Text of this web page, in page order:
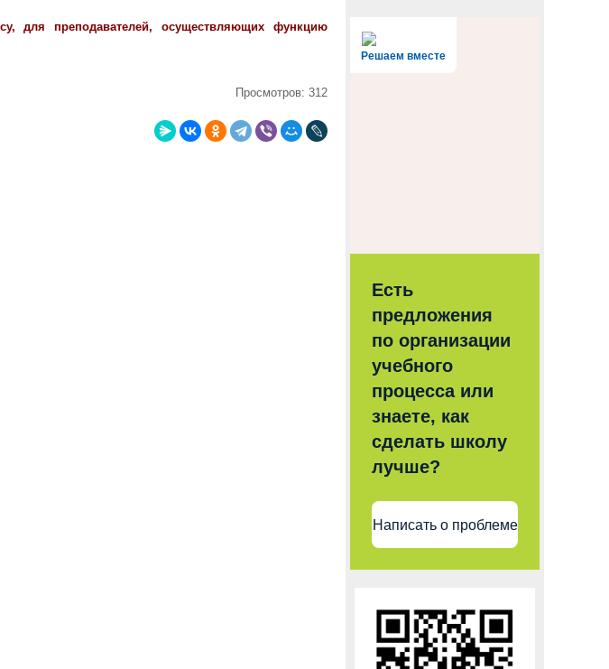
для преподавателей, осуществляющих функцию
Просмотров: 312
Решаем вместе
Есть
предложения
по организации
учебного
процесса или
знаете, как
сделать школу
лучше?
Написать о проблеме